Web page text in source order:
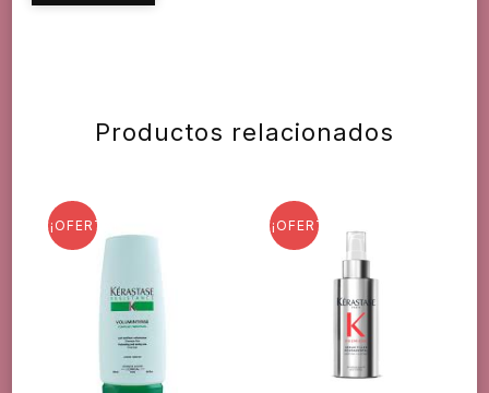
Productos relacionados
¡OFERTA! ¡OFERTA!